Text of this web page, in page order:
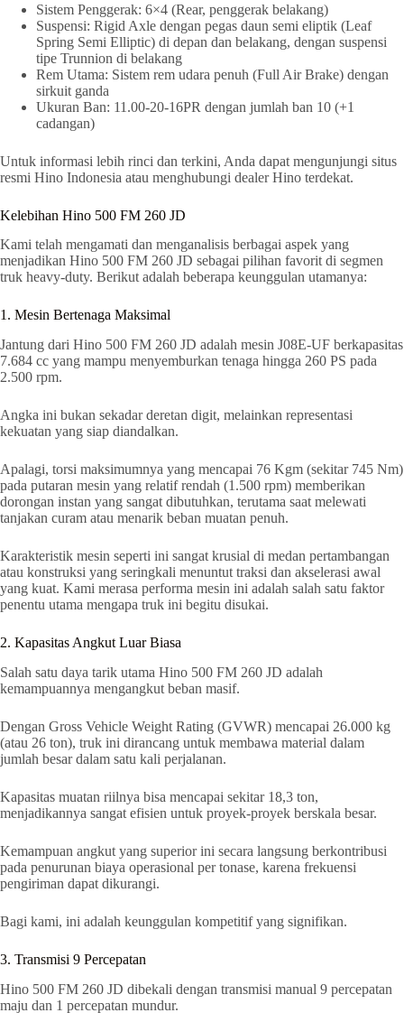
Sistem Penggerak: 6×4 (Rear, penggerak belakang)
Suspensi: Rigid Axle dengan pegas daun semi eliptik (Leaf
Spring Semi Elliptic) di depan dan belakang, dengan suspensi
tipe Trunnion di belakang
Rem Utama: Sistem rem udara penuh (Full Air Brake) dengan
sirkuit ganda
Ukuran Ban: 11.00-20-16PR dengan jumlah ban 10 (+1
cadangan)
Untuk informasi lebih rinci dan terkini, Anda dapat mengunjungi situs
resmi Hino Indonesia atau menghubungi dealer Hino terdekat.
Kelebihan Hino 500 FM 260 JD
Kami telah mengamati dan menganalisis berbagai aspek yang
menjadikan Hino 500 FM 260 JD sebagai pilihan favorit di segmen
truk heavy-duty. Berikut adalah beberapa keunggulan utamanya:
1. Mesin Bertenaga Maksimal
Jantung dari Hino 500 FM 260 JD adalah mesin J08E-UF berkapasitas
7.684 cc yang mampu menyemburkan tenaga hingga 260 PS pada
2.500 rpm.
Angka ini bukan sekadar deretan digit, melainkan representasi
kekuatan yang siap diandalkan.
Apalagi, torsi maksimumnya yang mencapai 76 Kgm (sekitar 745 Nm)
pada putaran mesin yang relatif rendah (1.500 rpm) memberikan
dorongan instan yang sangat dibutuhkan, terutama saat melewati
tanjakan curam atau menarik beban muatan penuh.
Karakteristik mesin seperti ini sangat krusial di medan pertambangan
atau konstruksi yang seringkali menuntut traksi dan akselerasi awal
yang kuat. Kami merasa performa mesin ini adalah salah satu faktor
penentu utama mengapa truk ini begitu disukai.
2. Kapasitas Angkut Luar Biasa
Salah satu daya tarik utama Hino 500 FM 260 JD adalah
kemampuannya mengangkut beban masif.
Dengan Gross Vehicle Weight Rating (GVWR) mencapai 26.000 kg
(atau 26 ton), truk ini dirancang untuk membawa material dalam
jumlah besar dalam satu kali perjalanan.
Kapasitas muatan riilnya bisa mencapai sekitar 18,3 ton,
menjadikannya sangat efisien untuk proyek-proyek berskala besar.
Kemampuan angkut yang superior ini secara langsung berkontribusi
pada penurunan biaya operasional per tonase, karena frekuensi
pengiriman dapat dikurangi.
Bagi kami, ini adalah keunggulan kompetitif yang signifikan.
3. Transmisi 9 Percepatan
Hino 500 FM 260 JD dibekali dengan transmisi manual 9 percepatan
maju dan 1 percepatan mundur.